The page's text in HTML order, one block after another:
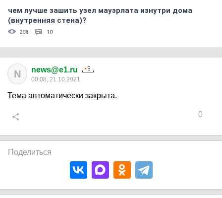
чем лучше зашить узел мауэрлата изнутри дома
(внутренняя стена)?
208 10
N news@e1.ru
00:08, 21.10.2021
Тема автоматически закрыта.
0
Поделиться